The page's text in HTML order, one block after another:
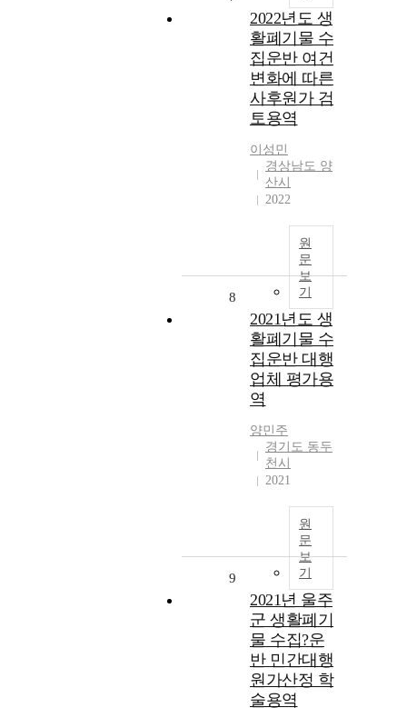
2022년도 생
활폐기물 수
집운반 여건
변화에 따른
사후원가 검
토용역
이성민
경상남도 양
산시
2022
원
문
보
기
8
2021년도 생
활폐기물 수
집운반 대행
업체 평가용
역
양민주
경기도 동두
천시
2021
원
문
보
기
9
2021년 울주
군 생활폐기
물 수집?운
반 민간대행
원가산정 학
술용역